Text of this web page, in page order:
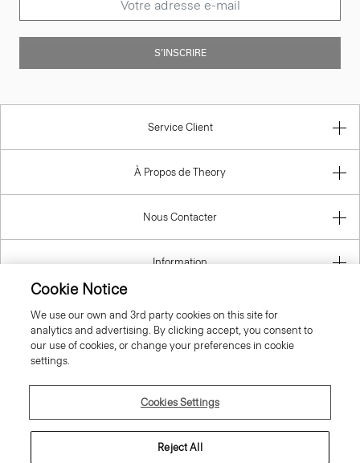
S’INSCRIRE
Service Client
À Propos de Theory
Nous Contacter
Information
France
© 2026 Theory
Cookie Notice
We use our own and 3rd party cookies on this site for
analytics and advertising. By clicking accept, you consent to
our use of cookies, or change your preferences in cookie
settings.
Cookies Settings
Reject All